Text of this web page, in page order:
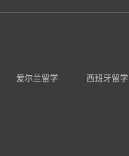
爱尔兰留学 西班牙留学